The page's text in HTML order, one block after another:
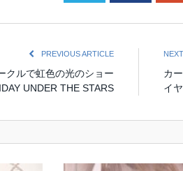
PREVIOUS ARTICLE
クルで虹色の光のショー
UNDER THE STARS
カ
イ